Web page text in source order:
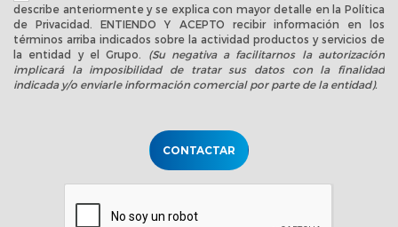
describe anteriormente y se explica con mayor detalle en la Política
de Privacidad . ENTIENDO Y ACEPTO recibir información en los
términos arriba indicados sobre la actividad productos y servicios de
la entidad y el Grupo.
(Su negativa a facilitarnos la autorización
implicará la imposibilidad de tratar sus datos con la finalidad
indicada y/o enviarle información comercial por parte de la entidad).
CONTACTAR